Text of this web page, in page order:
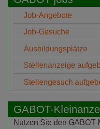
Job-Angebote
Job-Gesuche
Ausbildungsplätze
Stellenanzeige
Stellengesuch
GABOT-
Nutzen Sie den